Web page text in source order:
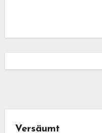
Versäumt